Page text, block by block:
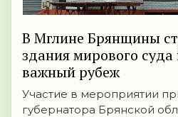
В Мглине Брянщины
здания мирового
важный рубеж
Участие в мероприятии
губернатора Брянской